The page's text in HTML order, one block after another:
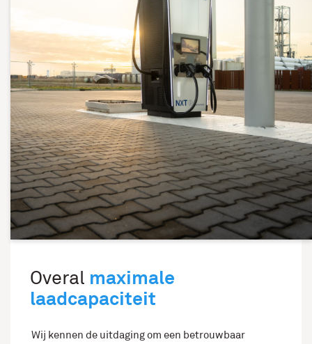
Overal maximale
laadcapaciteit
Wij kennen de uitdaging om een betrouwbaar